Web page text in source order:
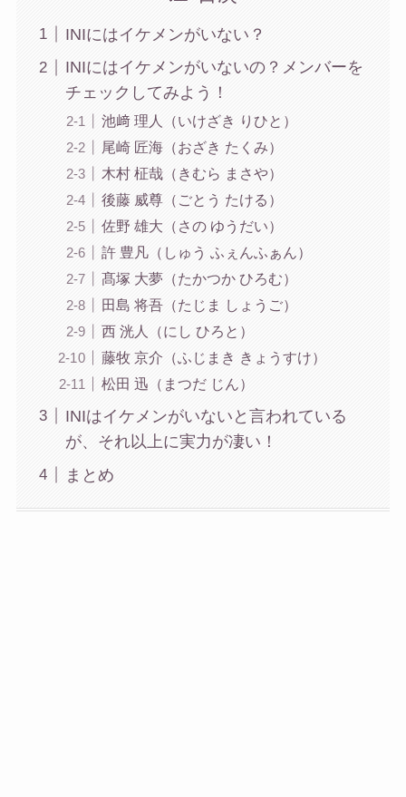
INIにはイケメンがいない？
INIにはイケメンがいないの？メンバーを
チェックしてみよう！
池﨑 理人（いけざき りひと）
尾崎 匠海（おざき たくみ）
木村 柾哉（きむら まさや）
後藤 威尊（ごとう たける）
佐野 雄大（さの ゆうだい）
許 豊凡（しゅう ふぇんふぁん）
髙塚 大夢（たかつか ひろむ）
田島 将吾（たじま しょうご）
西 洸人（にし ひろと）
藤牧 京介（ふじまき きょうすけ）
松田 迅（まつだ じん）
INIはイケメンがいないと言われている
が、それ以上に実力が凄い！
まとめ